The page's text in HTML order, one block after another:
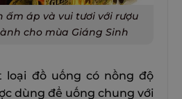
ấm áp và vui tươi với rượu
cho mùa Giáng Sinh
loại đồ uống có nồng độ
dùng để uống chung với